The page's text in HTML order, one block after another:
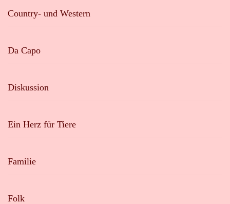
Country- und Western
Da Capo
Diskussion
Ein Herz für Tiere
Familie
Folk